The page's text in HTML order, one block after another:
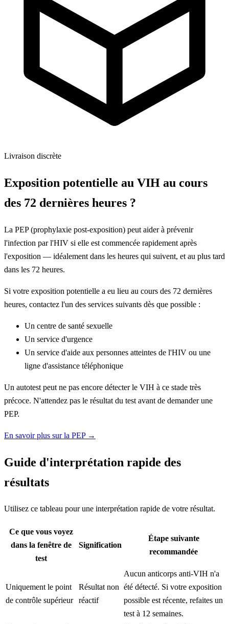
Livraison discrète
Exposition potentielle au VIH au cours
des 72 dernières heures ?
La PEP (prophylaxie post-exposition) peut aider à prévenir
l'infection par l'HIV si elle est commencée rapidement après
l'exposition — idéalement dans les heures qui suivent, et au plus tard
dans les 72 heures.
Si votre exposition potentielle a eu lieu au cours des 72 dernières
heures, contactez l'un des services suivants dès que possible :
Un centre de santé sexuelle
Un service d'urgence
Un service d'aide aux personnes atteintes de l'HIV ou une
ligne d'assistance téléphonique
Un autotest peut ne pas encore détecter le VIH à ce stade très
précoce. N'attendez pas le résultat du test avant de demander une
PEP.
En savoir plus sur la PEP →
Guide d'interprétation rapide des
résultats
Utilisez ce tableau pour une interprétation rapide de votre résultat.
Ce que vous voyez
dans la fenêtre de
test
Signification
Étape suivante
recommandée
Uniquement le point
de contrôle supérieur
Résultat non
réactif
Aucun anticorps anti-VIH n'a
été détecté. Si votre exposition
possible est récente, refaites un
test à 12 semaines.